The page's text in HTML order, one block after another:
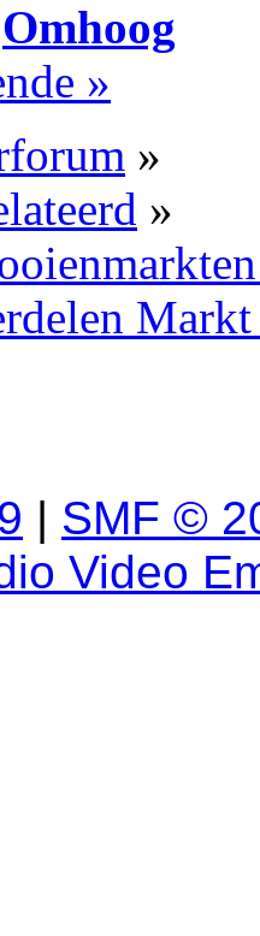
Omhoog
»
»
»
| SMF ©
Video